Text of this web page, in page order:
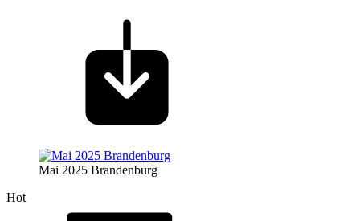
Mai 2025 Brandenburg
Hot